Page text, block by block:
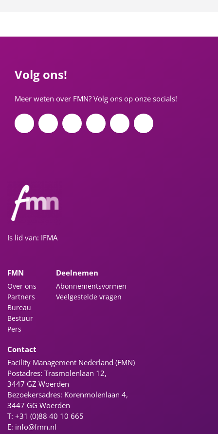
Is lid van: IFMA
FMN
Over ons
Partners
Bureau
Bestuur
Pers
Deelnemen
Abonnementsvormen
Veelgestelde vragen
Contact
Facility Management Nederland (FMN)
Postadres: Trasmolenlaan 12,
3447 GZ Woerden
Bezoekersadres: Korenmolenlaan 4,
3447 GG Woerden
T: +31 (0)88 40 10 665
E: info@fmn.nl
Volg ons!
Meer weten over FMN? Volg ons op onze socials!